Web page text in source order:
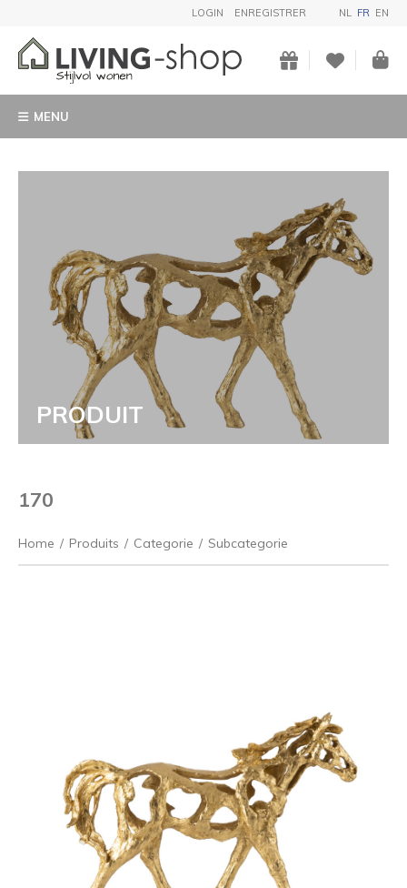
LOGIN ENREGISTRER NL FR EN
MENU
PRODUIT
170
Home / Produits / Categorie / Subcategorie